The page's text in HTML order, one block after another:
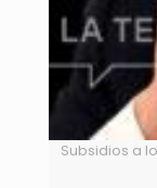
Subsidios a